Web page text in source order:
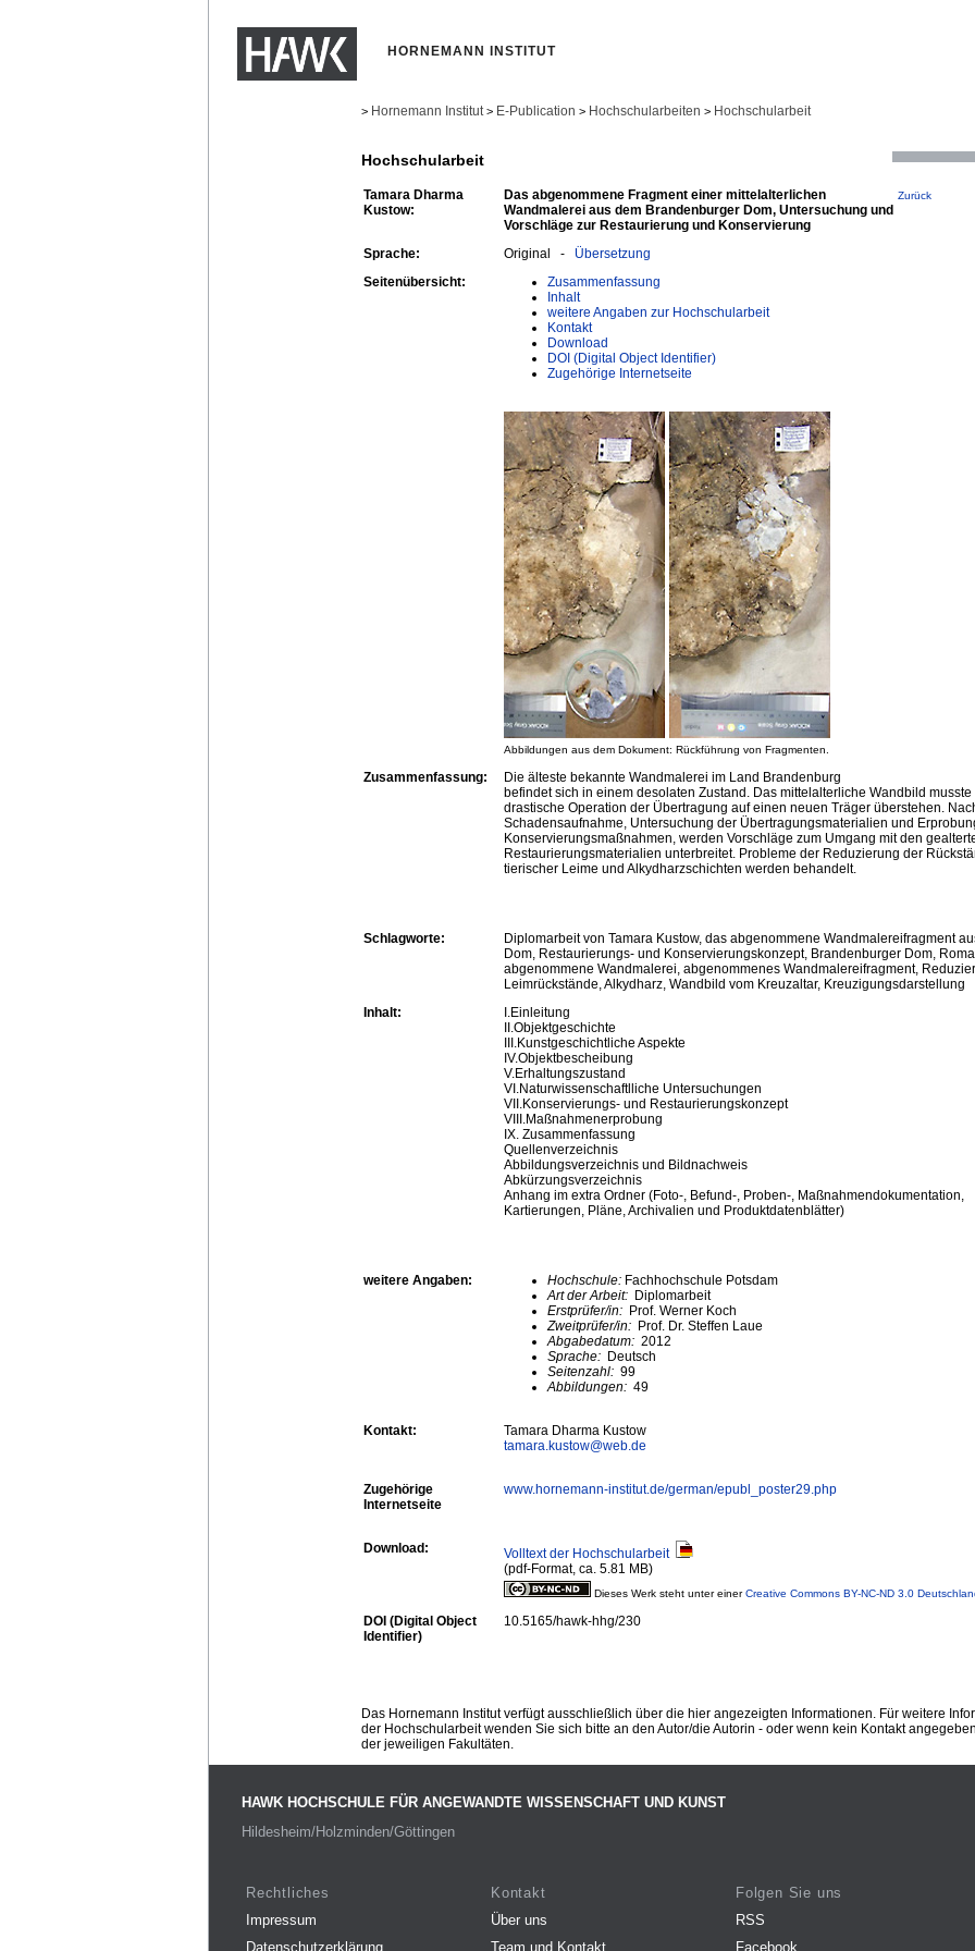
HORNEMANN INSTITUT
> Hornemann Institut > E-Publication > Hochschularbeiten > Hochschularbeit
Hochschularbeit
Tamara Dharma
Kustow:
Das abgenommene Fragment einer mittelalterlichen
Wandmalerei aus dem Brandenburger Dom, Untersuchung und
Vorschläge zur Restaurierung und Konservierung
Zurück
Sprache: Original - Übersetzung
Seitenübersicht:
Zusammenfassung
Inhalt
weitere Angaben zur Hochschularbeit
Kontakt
Download
DOI (Digital Object Identifier)
Zugehörige Internetseite
Abbildungen aus dem Dokument: Rückführung von Fragmenten.
Zusammenfassung:
Die älteste bekannte Wandmalerei im Land Brandenburg
befindet sich in einem desolaten Zustand. Das mittelalterliche Wandbild musste
drastische Operation der Übertragung auf einen neuen Träger überstehen.
Schadensaufnahme, Untersuchung der Übertragungsmaterialien und
Konservierungsmaßnahmen, werden Vorschläge zum Umgang mit den
Restaurierungsmaterialien unterbreitet. Probleme der Reduzierung der
tierischer Leime und Alkydharzschichten werden behandelt.
Schlagworte:
Diplomarbeit von Tamara Kustow, das abgenommene Wandmalereifragment
Dom, Restaurierungs- und Konservierungskonzept, Brandenburger Dom,
abgenommene Wandmalerei, abgenommenes Wandmalereifragment,
Leimrückstände, Alkydharz, Wandbild vom Kreuzaltar, Kreuzigungsdarstellung
Inhalt:
I.Einleitung
II.Objektgeschichte
III.Kunstgeschichtliche Aspekte
IV.Objektbescheibung
V.Erhaltungszustand
VI.Naturwissenschaftlliche Untersuchungen
VII.Konservierungs- und Restaurierungskonzept
VIII.Maßnahmenerprobung
IX. Zusammenfassung
Quellenverzeichnis
Abbildungsverzeichnis und Bildnachweis
Abkürzungsverzeichnis
Anhang im extra Ordner (Foto-, Befund-, Proben-, Maßnahmendokumentation,
Kartierungen, Pläne, Archivalien und Produktdatenblätter)
weitere Angaben: Hochschule: Fachhochschule Potsdam
Art der Arbeit: Diplomarbeit
Erstprüfer/in: Prof. Werner Koch
Zweitprüfer/in: Prof. Dr. Steffen Laue
Abgabedatum: 2012
Sprache: Deutsch
Seitenzahl: 99
Abbildungen: 49
Kontakt:
Tamara Dharma Kustow
tamara.kustow@web.de
Zugehörige
Internetseite
www.hornemann-institut.de/german/epubl_poster29.php
Download:
Volltext der Hochschularbeit
(pdf-Format, ca. 5.81 MB)
Dieses Werk steht unter einerCreative Commons BY-NC-ND 3.0
DOI (Digital Object
Identifier)
10.5165/hawk-hhg/230
Das Hornemann Institut verfügt ausschließlich über die hier angezeigten Informationen. Für weitere
der Hochschularbeit wenden Sie sich bitte an den Autor/die Autorin - oder wenn kein Kontakt
der jeweiligen Fakultäten.
HAWK HOCHSCHULE FÜR ANGEWANDTE WISSENSCHAFT UND KUNST
Hildesheim/Holzminden/Göttingen
Rechtliches
Impressum
Datenschutzerklärung
Kontakt
Über uns
Team und Kontakt
Folgen Sie uns
RSS
Facebook